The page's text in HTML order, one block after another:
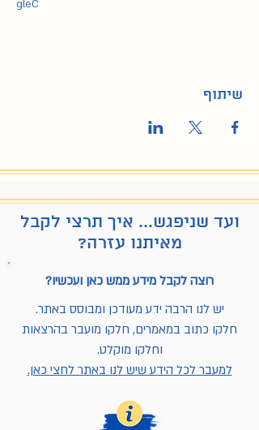
gleC
שיתוף
ועד שניפגש... איך תרצי לקבל
מאיתנו עזרה?
רוצה לקבל מידע ממש כאן ועכשיו?
יש לנו הרבה ידע מעודכן ומבוסס באתר.
חלקו כתוב במאמרים, חלקו מועבר בהרצאות
וחלקו מוקלט.
למעבר לכל הידע שיש לנו באתר לחצי כאן.